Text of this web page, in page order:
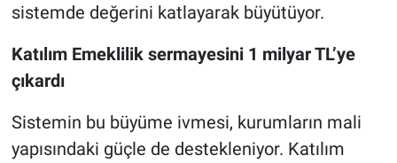
sistemde değerini katlayarak büyütüyor.
Katılım Emeklilik sermayesini 1 milyar TL’ye
çıkardı
Sistemin bu büyüme ivmesi, kurumların mali
yapısındaki güçle de destekleniyor. Katılım